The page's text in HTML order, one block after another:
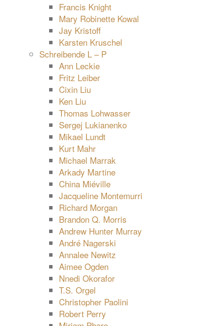
Francis Knight
Mary Robinette Kowal
Jay Kristoff
Karsten Kruschel
Schreibende L – P
Ann Leckie
Fritz Leiber
Cixin Liu
Ken Liu
Thomas Lohwasser
Sergej Lukianenko
Mikael Lundt
Kurt Mahr
Michael Marrak
Arkady Martine
China Miéville
Jacqueline Montemurri
Richard Morgan
Brandon Q. Morris
Andrew Hunter Murray
André Nagerski
Annalee Newitz
Aimee Ogden
Nnedi Okorafor
T.S. Orgel
Christopher Paolini
Robert Perry